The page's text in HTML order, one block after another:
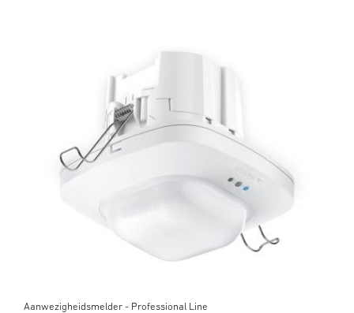
Aanwezigheidsmelder - Professional Line